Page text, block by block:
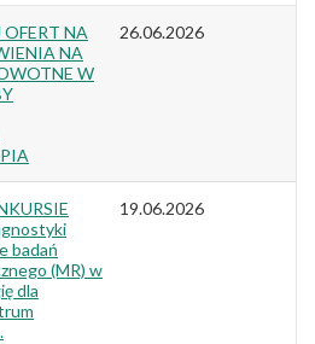
NA
NA
W
26.06.2026
badań
(MR) w
dla
19.06.2026